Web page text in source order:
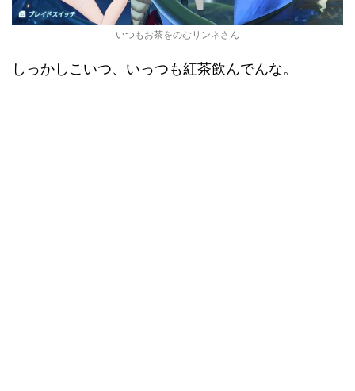
いつもお茶をのむリンネさん
しっかしこいつ、いっつも紅茶飲んでんな。